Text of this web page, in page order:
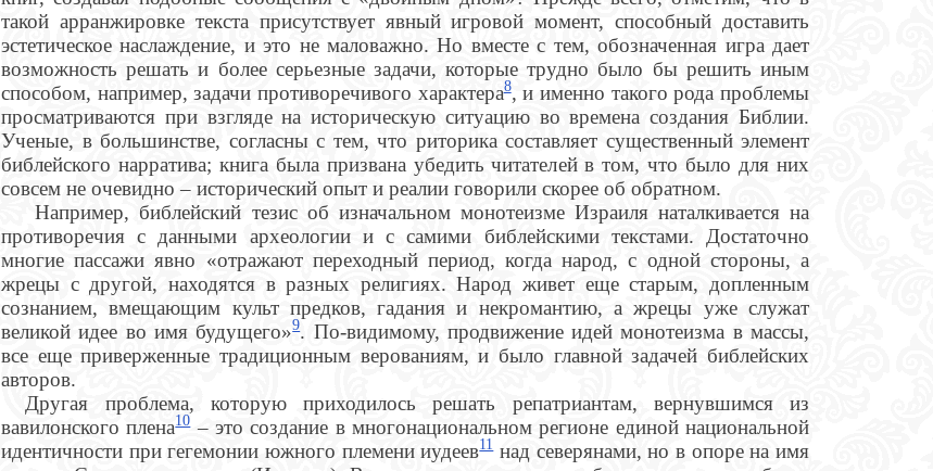
такой арранжировке текста присутствует явный игровой момент, способный доставить
эстетическое наслаждение, и это не маловажно. Но вместе с тем, обозначенная игра дает
возможность решать и более серьезные задачи, которые трудно было бы решить иным
способом, например, задачи противоречивого характера8, и именно такого рода проблемы
просматриваются при взгляде на историческую ситуацию во времена создания Библии.
Ученые, в большинстве, согласны с тем, что риторика составляет существенный элемент
библейского нарратива; книга была призвана убедить читателей в том, что было для них
совсем не очевидно – исторический опыт и реалии говорили скорее об обратном.
Например, библейский тезис об изначальном монотеизме Израиля наталкивается на
противоречия с данными археологии и с самими библейскими текстами. Достаточно
многие пассажи явно «отражают переходный период, когда народ, с одной стороны, а
жрецы с другой, находятся в разных религиях. Народ живет еще старым, допленным
сознанием, вмещающим культ предков, гадания и некромантию, а жрецы уже служат
великой идее во имя будущего»9. По-видимому, продвижение идей монотеизма в массы,
все еще приверженные традиционным верованиям, и было главной задачей библейских
авторов.
Другая проблема, которую приходилось решать репатриантам, вернувшимся из
вавилонского плена10– это создание в многонациональном регионе единой национальной
идентичности при гегемонии южного племени иудеев11над северянами, но в опоре на имя